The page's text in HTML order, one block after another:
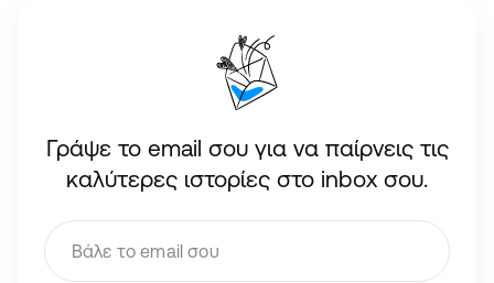
Γράψε το email σου για να παίρνεις τις
καλύτερες ιστορίες στο inbox σου.